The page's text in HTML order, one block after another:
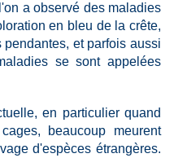
a observé des maladies
en bleu de la crête,
et parfois aussi
se sont appelées
en particulier quand
beaucoup meurent
d'espèces étrangères.